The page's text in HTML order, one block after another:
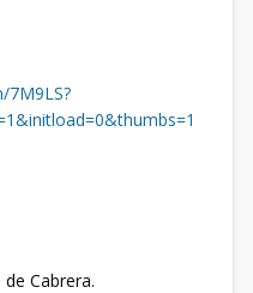
7M9LS?
Cabrera.